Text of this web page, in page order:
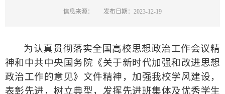
信息来源： 发布日期：2023-12-19
为认真贯彻落实全国高校思想政治工作会议精
神和中共中央国务院《关于新时代加强和改进思想
政治工作的意见》文件精神，加强我校学风建设，
表彰先进，树立典型，发挥先进班集体及优秀学生